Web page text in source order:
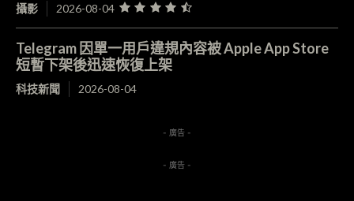
攝影 2026-08-04
Telegram 因單一用戶違規內容被 Apple App Store
短暫下架後迅速恢復上架
科技新聞 2026-08-04
- 廣告 -
- 廣告 -